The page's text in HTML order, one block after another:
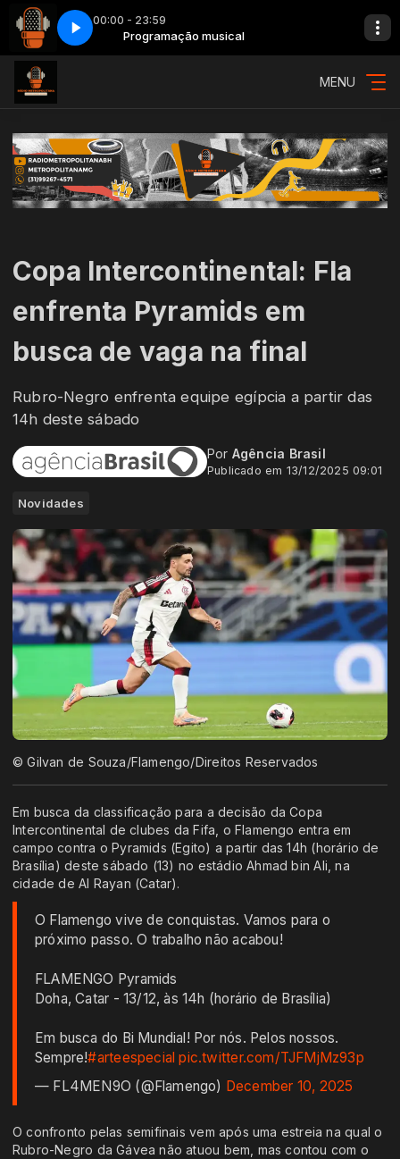
00:00 - 23:59
Programação musical
vinhetão 3
MENU
Copa Intercontinental: Fla
enfrenta Pyramids em
busca de vaga na final
Rubro-Negro enfrenta equipe egípcia a partir das
14h deste sábado
Por Agência Brasil
Publicado em 13/12/2025 09:01
Novidades
© Gilvan de Souza/Flamengo/Direitos Reservados
Em busca da classificação para a decisão da Copa
Intercontinental de clubes da Fifa, o Flamengo entra em
campo contra o Pyramids (Egito) a partir das 14h (horário de
Brasília) deste sábado (13) no estádio Ahmad bin Ali, na
cidade de Al Rayan (Catar).
O Flamengo vive de conquistas. Vamos para o
próximo passo. O trabalho não acabou!
FLAMENGO Pyramids
Doha, Catar - 13/12, às 14h (horário de Brasília)
Em busca do Bi Mundial! Por nós. Pelos nossos.
Sempre!#arteespecial pic.twitter.com/TJFMjMz93p
— FL4MEN9O (@Flamengo) December 10, 2025
O confronto pelas semifinais vem após uma estreia na qual o
Rubro-Negro da Gávea não atuou bem, mas contou com o